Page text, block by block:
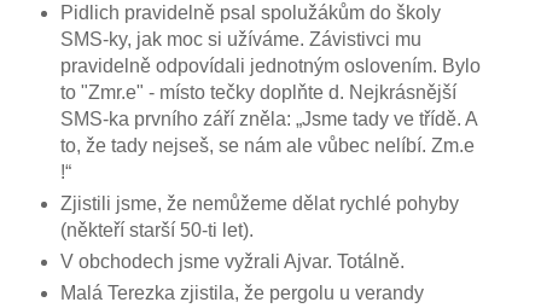
Pidlich pravidelně psal spolužákům do školy
SMS-ky, jak moc si užíváme. Závistivci mu
pravidelně odpovídali jednotným oslovením. Bylo
to "Zmr.e" - místo tečky doplňte d. Nejkrásnější
SMS-ka prvního září zněla: „Jsme tady ve třídě. A
to, že tady nejseš, se nám ale vůbec nelíbí. Zm.e
!“
Zjistili jsme, že nemůžeme dělat rychlé pohyby
(někteří starší 50-ti let).
V obchodech jsme vyžrali Ajvar. Totálně.
Malá Terezka zjistila, že pergolu u verandy